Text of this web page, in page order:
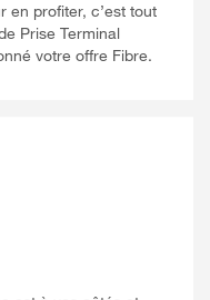
en profiter, c’est tout
Prise Terminal
votre offre Fibre.